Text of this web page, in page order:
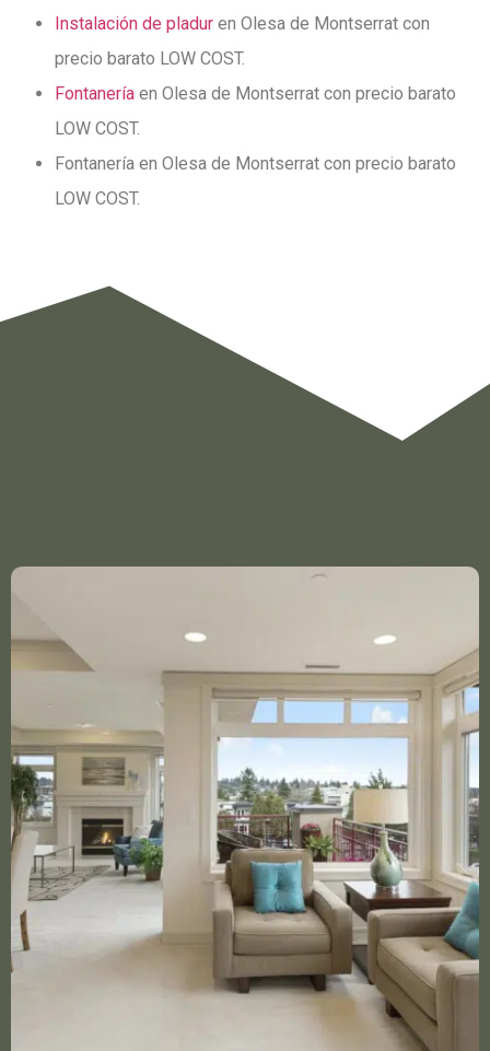
Instalación de pladur en Olesa de Montserrat con
precio barato LOW COST.
Fontanería en Olesa de Montserrat con precio barato
LOW COST.
Fontanería en Olesa de Montserrat con precio barato
LOW COST.